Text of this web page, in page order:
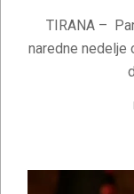
TIRANA –
naredne nedelje